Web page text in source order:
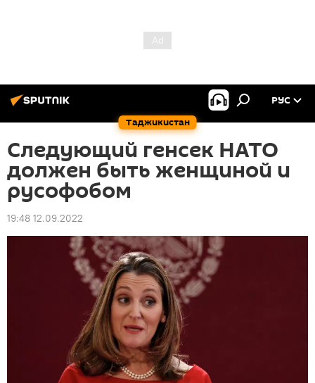
Таджикистан
РУС
Следующий генсек НАТО
должен быть женщиной и
русофобом
19:48 12.09.2022